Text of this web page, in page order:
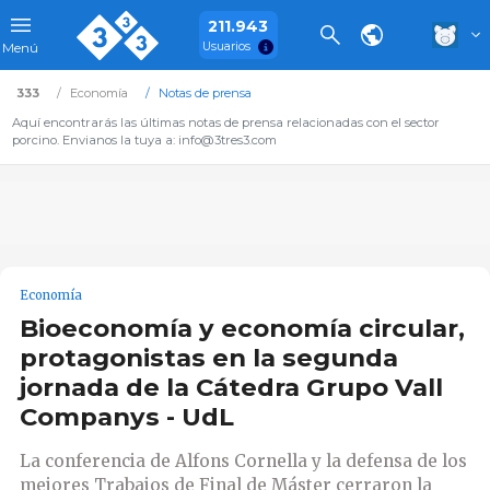
Menú
211.943
Usuarios
333 Economía
Notas de prensa
Aquí encontrarás las últimas notas de prensa relacionadas con el sector
porcino. Envianos la tuya a: info@3tres3.com
Economía
Bioeconomía y economía circular,
protagonistas en la segunda
jornada de la Cátedra Grupo Vall
Companys - UdL
La conferencia de Alfons Cornella y la defensa de los
mejores Trabajos de Final de Máster cerraron la